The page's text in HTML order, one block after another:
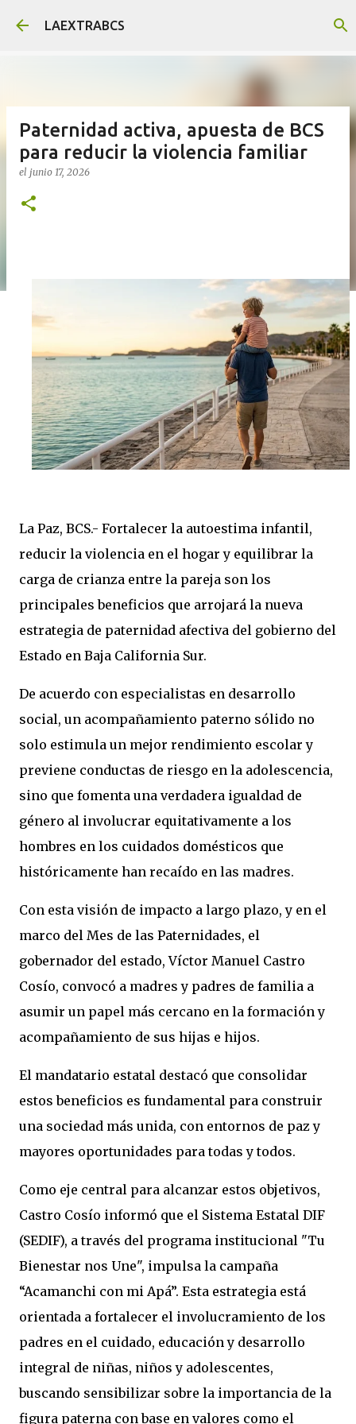
Ir al contenido principal
LAEXTRABCS
Paternidad activa, apuesta de BCS
para reducir la violencia familiar
el junio 17, 2026
La Paz, BCS.- Fortalecer la autoestima infantil,
reducir la violencia en el hogar y equilibrar la
carga de crianza entre la pareja son los
principales beneficios que arrojará la nueva
estrategia de paternidad afectiva del gobierno del
Estado en Baja California Sur.
De acuerdo con especialistas en desarrollo
social, un acompañamiento paterno sólido no
solo estimula un mejor rendimiento escolar y
previene conductas de riesgo en la adolescencia,
sino que fomenta una verdadera igualdad de
género al involucrar equitativamente a los
hombres en los cuidados domésticos que
históricamente han recaído en las madres.
Con esta visión de impacto a largo plazo, y en el
marco del Mes de las Paternidades, el
gobernador del estado, Víctor Manuel Castro
Cosío, convocó a madres y padres de familia a
asumir un papel más cercano en la formación y
acompañamiento de sus hijas e hijos.
El mandatario estatal destacó que consolidar
estos beneficios es fundamental para construir
una sociedad más unida, con entornos de paz y
mayores oportunidades para todas y todos.
Como eje central para alcanzar estos objetivos,
Castro Cosío informó que el Sistema Estatal DIF
(SEDIF), a través del programa institucional "Tu
Bienestar nos Une", impulsa la campaña
“Acamanchi con mi Apá”. Esta estrategia está
orientada a fortalecer el involucramiento de los
padres en el cuidado, educación y desarrollo
integral de niñas, niños y adolescentes,
buscando sensibilizar sobre la importancia de la
figura paterna con base en valores como el